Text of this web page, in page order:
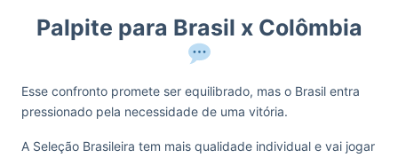
Palpite para Brasil x Colômbia
Esse confronto promete ser equilibrado, mas o Brasil entra
pressionado pela necessidade de uma vitória.
A Seleção Brasileira tem mais qualidade individual e vai jogar